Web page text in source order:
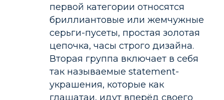
первой категории относятся
бриллиантовые или жемчужные
серьги-пусеты, простая золотая
цепочка, часы строго дизайна.
Вторая группа включает в себя
так называемые statement-
украшения, которые как
глашатаи, идут вперёд своего